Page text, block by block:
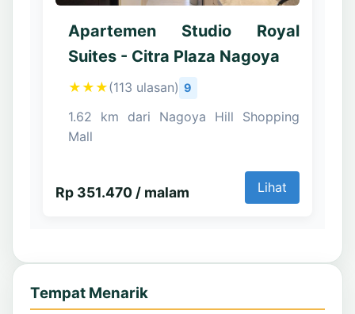
Apartemen Studio Royal
Suites - Citra Plaza Nagoya
★★★(113 ulasan) 9
1.62 km dari Nagoya Hill Shopping
Mall
Rp 351.470 / malam Lihat
Tempat Menarik